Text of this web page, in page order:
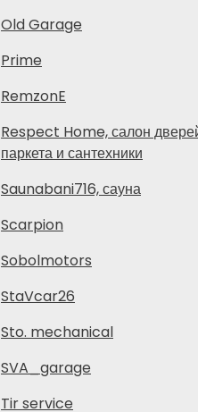
Old Garage
Prime
RemzonE
Respect Home, салон
паркета и сантехники
Saunabani716, сауна
Scarpion
Sobolmotors
StaVcar26
Sto. mechanical
SVA_garage
Tir service